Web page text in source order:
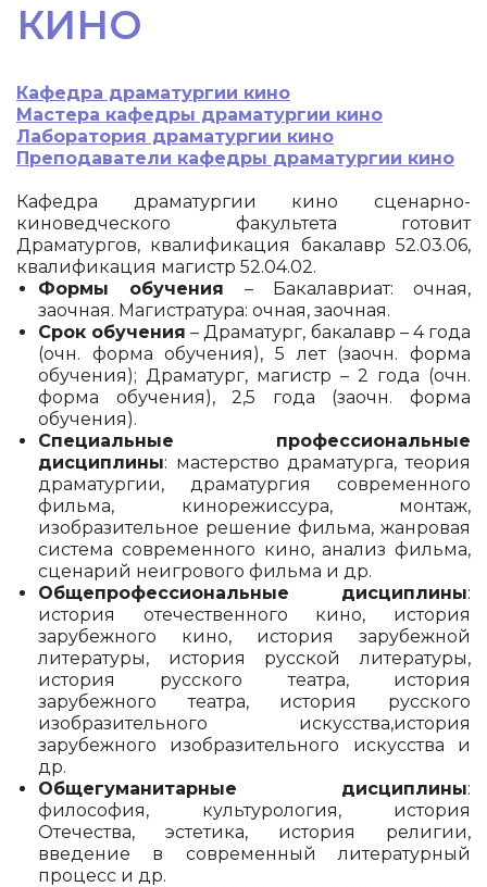
КИНО
Кафедра драматургии кино
Мастера кафедры драматургии кино
Лаборатория драматургии кино
Преподаватели кафедры драматургии кино
Кафедра драматургии кино сценарно-
киноведческого факультета готовит
Драматургов, квалификация бакалавр 52.03.06,
квалификация магистр 52.04.02.
Формы обучения – Бакалавриат: очная,
заочная. Магистратура: очная, заочная.
Срок обучения – Драматург, бакалавр – 4 года
(очн. форма обучения), 5 лет (заочн. форма
обучения); Драматург, магистр – 2 года (очн.
форма обучения), 2,5 года (заочн. форма
обучения).
Специальные профессиональные
дисциплины: мастерство драматурга, теория
драматургии, драматургия современного
фильма, кинорежиссура, монтаж,
изобразительное решение фильма, жанровая
система современного кино, анализ фильма,
сценарий неигрового фильма и др.
Общепрофессиональные дисциплины:
история отечественного кино, история
зарубежного кино, история зарубежной
литературы, история русской литературы,
история русского театра, история
зарубежного театра, история русского
изобразительного искусства,история
зарубежного изобразительного искусства и
др.
Общегуманитарные дисциплины:
философия, культурология, история
Отечества, эстетика, история религии,
введение в современный литературный
процесс и др.